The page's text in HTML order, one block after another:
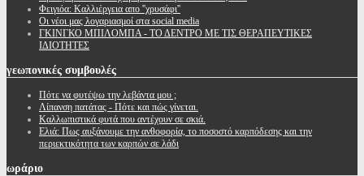
Φειγιόα: Καλλιέργεια απο ''χρυσάφι''
Oι νέοι μας λογαριασμοί στα social media
ΓΚΙΝΓΚΟ ΜΠΙΛΟΜΠΑ - ΤΟ ΔΕΝΤΡΟ ΜΕ ΤΙΣ ΘΕΡΑΠΕΥΤΙΚΕΣ
ΙΔΙΟΤΗΤΕΣ
γεωπονικές συμβουλές
Πότε να φυτέψω την λεβάντα μου ;
Λίπανση πατάτας - Πότε και πώς γίνεται.
Καλλωπιστικά φυτά που αντέχουν σε σκιά.
Ελιά: Πως αυξάνουμε την ανθοφορία, το ποσοστό καρπόδεσης και την
περιεκτικότητα των καρπών σε λάδι
ωράριο